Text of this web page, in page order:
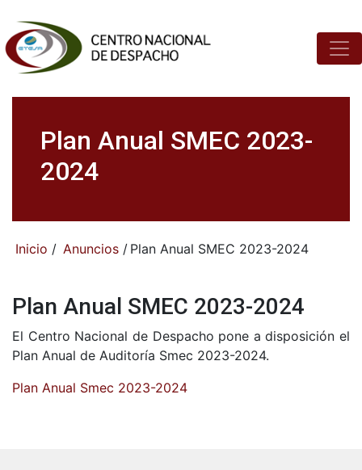
Plan Anual SMEC 2023-
2024
Inicio / Anuncios / Plan Anual SMEC 2023-2024
Plan Anual SMEC 2023-2024
El Centro Nacional de Despacho pone a disposición el
Plan Anual de Auditoría Smec 2023-2024.
Plan Anual Smec 2023-2024